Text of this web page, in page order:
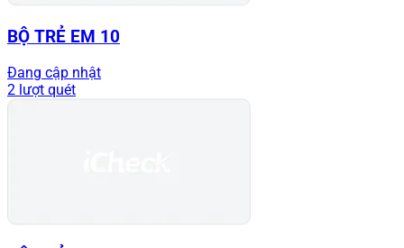
BỘ TRẺ EM 10
Đang cập nhật
2 lượt quét